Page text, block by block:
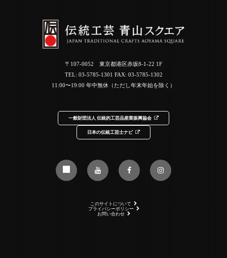
〒107-0052 東京都港区赤坂8-1-22 1F
TEL: 03-5785-1301 FAX: 03-5785-1302
11:00〜19:00 年中無休（ただし年末年始を除く）
一般財団法人 伝統的工芸品産業振興協会
日本の伝統工芸士ナビ
このサイトについて
プライバシーポリシー
お問い合わせ